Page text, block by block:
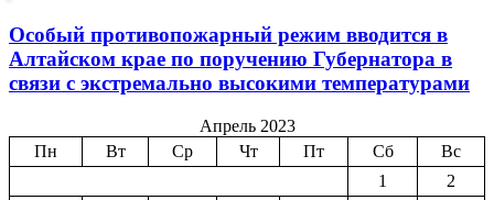
Особый противопожарный режим вводится в
Алтайском крае по поручению Губернатора в
связи с экстремально высокими температурами
Апрель 2023
Пн
Вт Ср Чт Пт Сб
Вс
1
2